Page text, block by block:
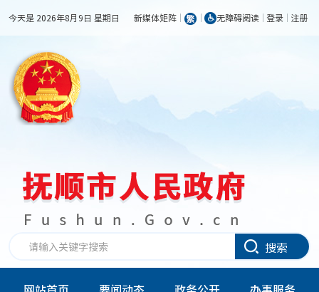
今天是 2026年8月9日 星期日 新媒体矩阵 无障碍阅读 登录 注册
搜索